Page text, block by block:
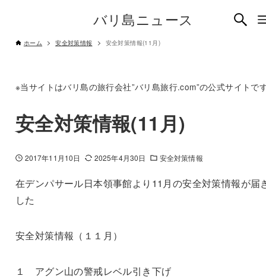
バリ島ニュース
ホーム 安全対策情報 安全対策情報(11月)
※当サイトはバリ島の旅行会社”バリ島旅行.com”の公式サイトで
安全対策情報(11月)
2017年11月10日 2025年4月30日 安全対策情報
在デンパサール日本領事館より11月の安全対策情報が届
した
安全対策情報（１１月）
１ アグン山の警戒レベル引き下げ